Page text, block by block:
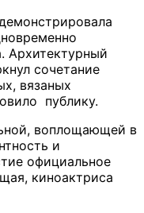
Архитектурный
сочетание
вязаных
публику.
воплощающей в
и
официальное
киноактриса